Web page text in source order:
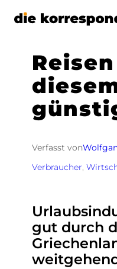
Zum
Verfasst von
Verbraucher,
gut durch